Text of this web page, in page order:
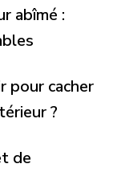
abîmé :
pour cacher
?
de